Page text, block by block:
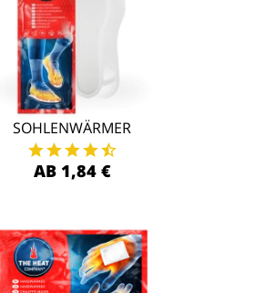
SOHLENWÄRMER
AB 1,84 €